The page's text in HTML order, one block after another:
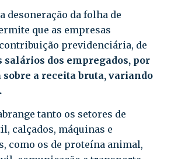
desoneração da folha de
que as empresas
previdenciária, de
salários dos empregados, por
a receita bruta, variando
tanto os setores de
calçados, máquinas e
como os de proteína animal,